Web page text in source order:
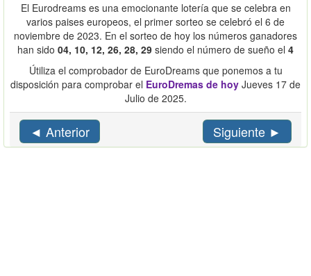
El Eurodreams es una emocionante lotería que se celebra en
varios paises europeos, el primer sorteo se celebró el 6 de
noviembre de 2023. En el sorteo de hoy los números ganadores
han sido 04, 10, 12, 26, 28, 29 siendo el número de sueño el 4
Útiliza el comprobador de EuroDreams que ponemos a tu
disposición para comprobar el EuroDremas de hoy Jueves 17 de
Julio de 2025.
◄ Anterior Siguiente ►